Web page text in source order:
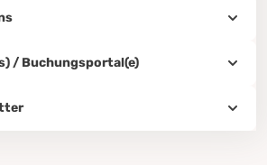
/ Buchungsportal(e)